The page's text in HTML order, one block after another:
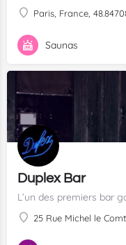
Paris, France,
Saunas
Duplex Bar
L’un des premiers bar
25 Rue Michel le